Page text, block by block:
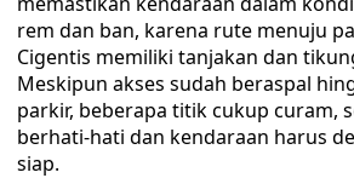
rem dan ban, karena rute menuju
Cigentis memiliki tanjakan dan
Meskipun akses sudah beraspal
parkir, beberapa titik cukup curam,
berhati-hati dan kendaraan harus
siap.